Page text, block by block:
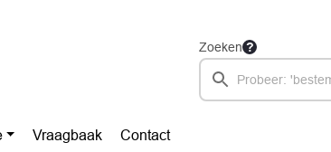
Zoeken
Vraagbaak Contact